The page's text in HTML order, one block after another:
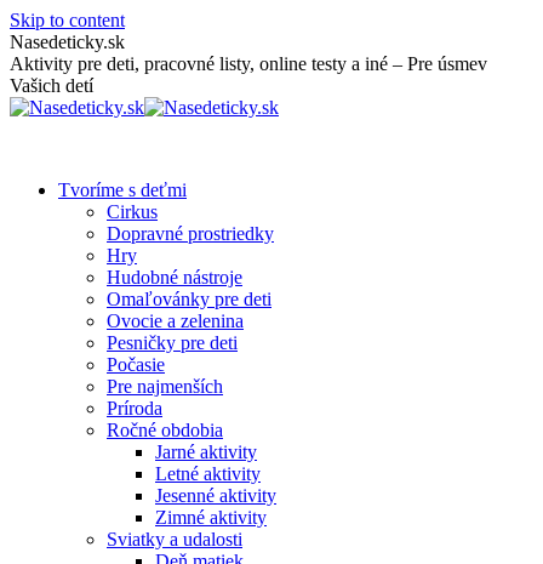
Skip to content
Nasedeticky.sk
Aktivity pre deti, pracovné listy, online testy a iné – Pre úsmev
Vašich detí
Tvoríme s deťmi
Cirkus
Dopravné prostriedky
Hry
Hudobné nástroje
Omaľovánky pre deti
Ovocie a zelenina
Pesničky pre deti
Počasie
Pre najmenších
Príroda
Ročné obdobia
Jarné aktivity
Letné aktivity
Jesenné aktivity
Zimné aktivity
Sviatky a udalosti